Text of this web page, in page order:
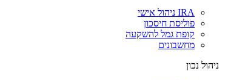
IRA ניהול אישי
פוליסת חיסכון
קופת גמל להשקעה
מחשבונים
ניהול נכון